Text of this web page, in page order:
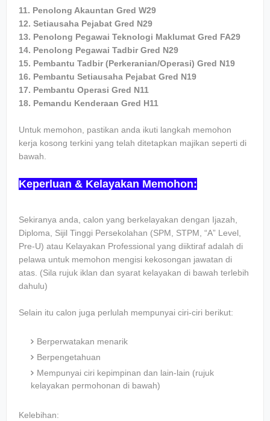
11. Penolong Akauntan Gred W29
12. Setiausaha Pejabat Gred N29
13. Penolong Pegawai Teknologi Maklumat Gred FA29
14. Penolong Pegawai Tadbir Gred N29
15. Pembantu Tadbir (Perkeranian/Operasi) Gred N19
16. Pembantu Setiausaha Pejabat Gred N19
17. Pembantu Operasi Gred N11
18. Pemandu Kenderaan Gred H11
Untuk memohon, pastikan anda ikuti langkah memohon
kerja kosong terkini yang telah ditetapkan majikan seperti di
bawah.
Keperluan & Kelayakan Memohon:
Sekiranya anda, calon yang berkelayakan dengan Ijazah,
Diploma, Sijil Tinggi Persekolahan (SPM, STPM, “A” Level,
Pre-U) atau Kelayakan Professional yang diiktiraf adalah di
pelawa untuk memohon mengisi kekosongan jawatan di
atas. (Sila rujuk iklan dan syarat kelayakan di bawah terlebih
dahulu)
Selain itu calon juga perlulah mempunyai ciri-ciri berikut:
Berperwatakan menarik
Berpengetahuan
Mempunyai ciri kepimpinan dan lain-lain (rujuk
kelayakan permohonan di bawah)
Kelebihan: